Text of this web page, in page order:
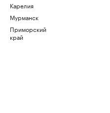
Карелия
Мурманск
Приморский
край